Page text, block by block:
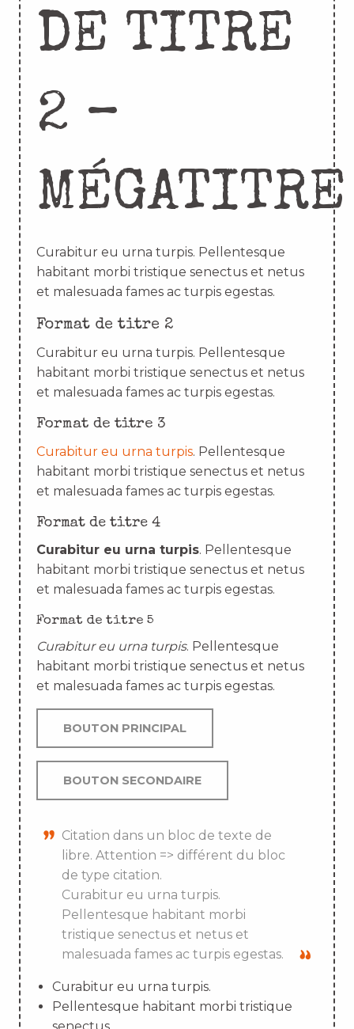
DE TITRE
2 –
MÉGATITRE
Curabitur eu urna turpis. Pellentesque
habitant morbi tristique senectus et netus
et malesuada fames ac turpis egestas.
Format de titre 2
Curabitur eu urna turpis. Pellentesque
habitant morbi tristique senectus et netus
et malesuada fames ac turpis egestas.
Format de titre 3
Curabitur eu urna turpis. Pellentesque
habitant morbi tristique senectus et netus
et malesuada fames ac turpis egestas.
Format de titre 4
Curabitur eu urna turpis. Pellentesque
habitant morbi tristique senectus et netus
et malesuada fames ac turpis egestas.
Format de titre 5
Curabitur eu urna turpis. Pellentesque
habitant morbi tristique senectus et netus
et malesuada fames ac turpis egestas.
BOUTON PRINCIPAL
BOUTON SECONDAIRE
Citation dans un bloc de texte de
libre. Attention => différent du bloc
de type citation.
Curabitur eu urna turpis.
Pellentesque habitant morbi
tristique senectus et netus et
malesuada fames ac turpis egestas.
Curabitur eu urna turpis.
Pellentesque habitant morbi tristique